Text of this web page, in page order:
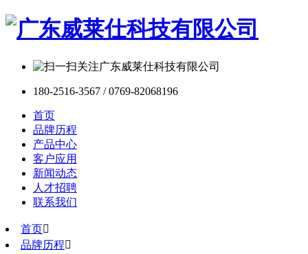
180-2516-3567 / 0769-82068196
首页
品牌历程
产品中心
客户应用
新闻动态
人才招聘
联系我们
首页
品牌历程